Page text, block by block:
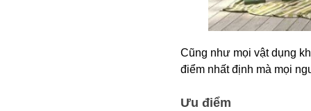
Cũng như mọi vật dụng
điểm nhất định mà mọi
Ưu điểm